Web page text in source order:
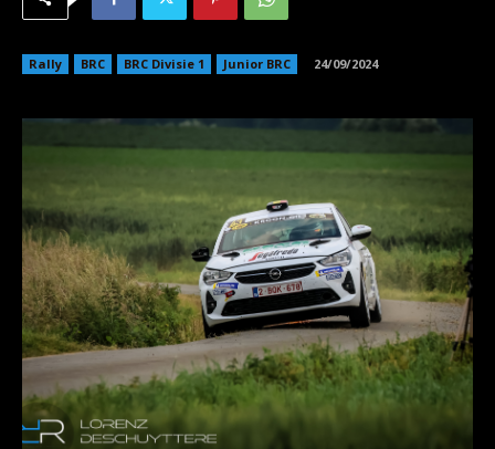
Rally BRC BRC Divisie 1 Junior BRC 24/09/2024